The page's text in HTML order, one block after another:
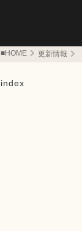
■HOME 更新情報
index